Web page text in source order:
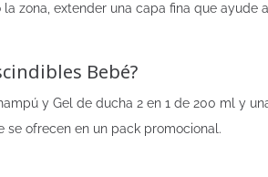
zona, extender una capa fina que
Bebé?
y Gel de ducha 2 en 1 de 200 ml y
ofrecen en un pack promocional.